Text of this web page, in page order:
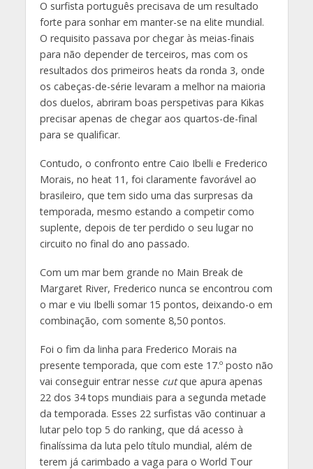
O surfista português precisava de um resultado
forte para sonhar em manter-se na elite mundial.
O requisito passava por chegar às meias-finais
para não depender de terceiros, mas com os
resultados dos primeiros heats da ronda 3, onde
os cabeças-de-série levaram a melhor na maioria
dos duelos, abriram boas perspetivas para Kikas
precisar apenas de chegar aos quartos-de-final
para se qualificar.
Contudo, o confronto entre Caio Ibelli e Frederico
Morais, no heat 11, foi claramente favorável ao
brasileiro, que tem sido uma das surpresas da
temporada, mesmo estando a competir como
suplente, depois de ter perdido o seu lugar no
circuito no final do ano passado.
Com um mar bem grande no Main Break de
Margaret River, Frederico nunca se encontrou com
o mar e viu Ibelli somar 15 pontos, deixando-o em
combinação, com somente 8,50 pontos.
Foi o fim da linha para Frederico Morais na
presente temporada, que com este 17.º posto não
vai conseguir entrar nesse cutque apura apenas
22 dos 34 tops mundiais para a segunda metade
da temporada. Esses 22 surfistas vão continuar a
lutar pelo top 5 do ranking, que dá acesso à
finalíssima da luta pelo título mundial, além de
terem já carimbado a vaga para o World Tour